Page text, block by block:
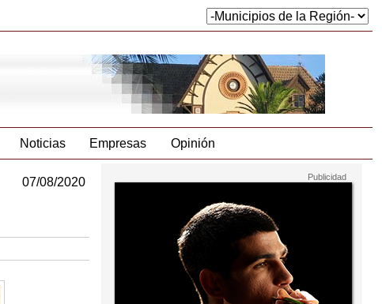
Noticias Empresas Opinión
07/08/2020